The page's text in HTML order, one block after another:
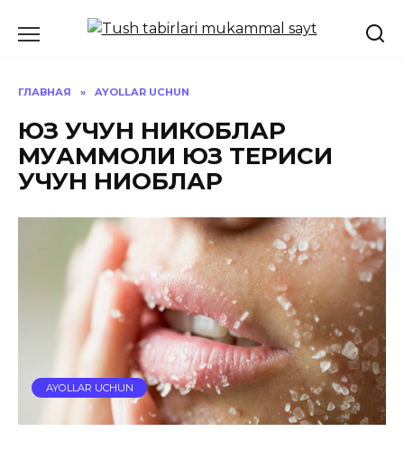
ГЛАВНАЯ » AYOLLAR UCHUN
ЮЗ УЧУН НИКОБЛАР
МУАММОЛИ ЮЗ ТЕРИСИ
УЧУН НИҚОБЛАР
AYOLLAR UCHUN